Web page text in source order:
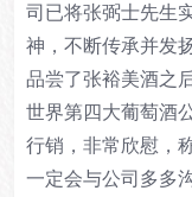
司已将张弼士先生
神，不断传承并发
品尝了张裕美酒之
世界第四大葡萄酒
行销，非常欣慰，
一定会与公司多多